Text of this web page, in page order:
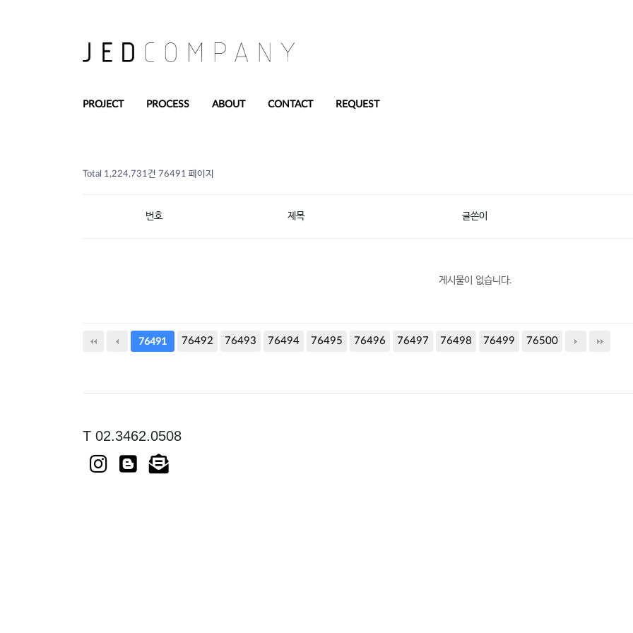
PROJECT PROCESS ABOUT CONTACT REQUEST
Total 1,224,731건 76491 페이지
번호 제목 글쓴이
게시물이 없습니다.
76491 76492 76493 76494 76495 76496 76497 76498 76499 76500
다음 맨끝
T 02.3462.0508